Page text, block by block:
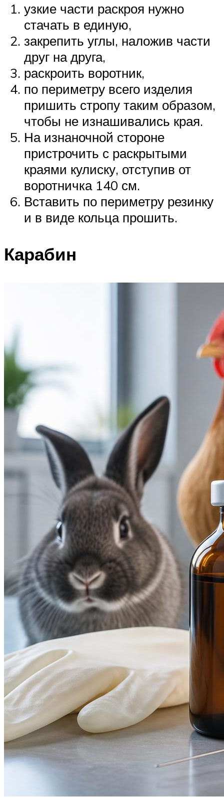
узкие части раскроя нужно
стачать в единую,
закрепить углы, наложив части
друг на друга,
раскроить воротник,
по периметру всего изделия
пришить стропу таким образом,
чтобы не изнашивались края.
На изнаночной стороне
пристрочить с раскрытыми
краями кулиску, отступив от
воротничка 140 см.
Вставить по периметру резинку
и в виде кольца прошить.
Карабин